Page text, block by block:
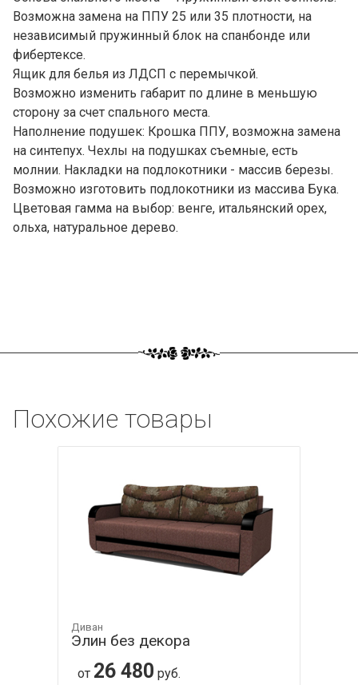
Возможна замена на ППУ 25 или 35 плотности, на
независимый пружинный блок на спанбонде или
фибертексе.
Ящик для белья из ЛДСП с перемычкой.
Возможно изменить габарит по длине в меньшую
сторону за счет спального места.
Наполнение подушек: Крошка ППУ, возможна замена
на синтепух. Чехлы на подушках съемные, есть
молнии. Накладки на подлокотники - массив березы.
Возможно изготовить подлокотники из массива Бука.
Цветовая гамма на выбор: венге, итальянский орех,
ольха, натуральное дерево.
Похожие товары
Диван
Элин без декора
от 26 480 руб.